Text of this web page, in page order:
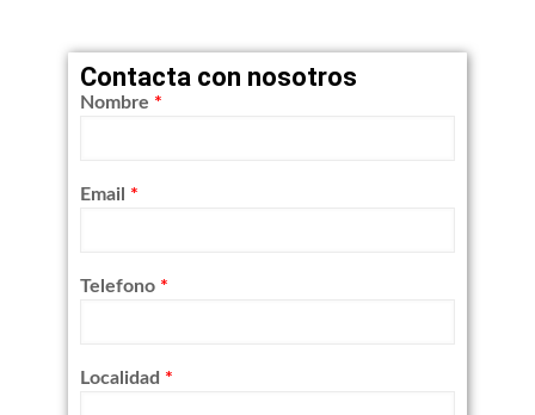
Contacta con nosotros
Nombre *
Email *
Telefono *
Localidad *